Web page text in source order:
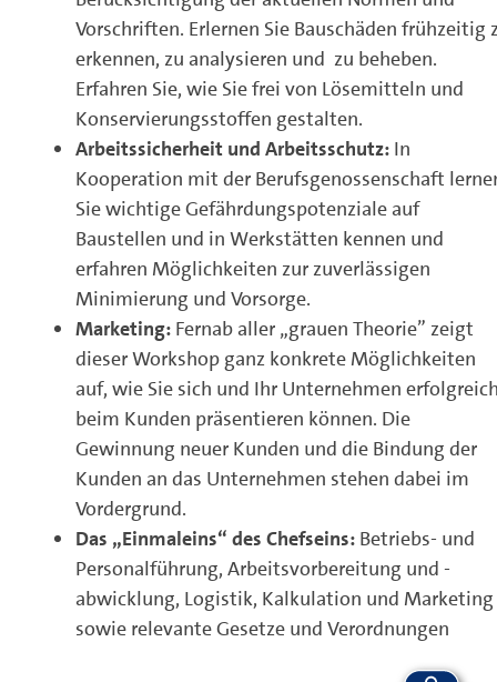
Vorschriften. Erlernen Sie Bauschäden frühzeitig
erkennen, zu analysieren und zu beheben.
Erfahren Sie, wie Sie frei von Lösemitteln und
Konservierungsstoffen gestalten.
Arbeitssicherheit und Arbeitsschutz: In
Kooperation mit der Berufsgenossenschaft
Sie wichtige Gefährdungspotenziale auf
Baustellen und in Werkstätten kennen und
erfahren Möglichkeiten zur zuverlässigen
Minimierung und Vorsorge.
Marketing: Fernab aller „grauen Theorie” zeigt
dieser Workshop ganz konkrete Möglichkeiten
auf, wie Sie sich und Ihr Unternehmen
beim Kunden präsentieren können. Die
Gewinnung neuer Kunden und die Bindung der
Kunden an das Unternehmen stehen dabei im
Vordergrund.
Das „Einmaleins“ des Chefseins: Betriebs- und
Personalführung, Arbeitsvorbereitung und -
abwicklung, Logistik, Kalkulation und Marketing
sowie relevante Gesetze und Verordnungen